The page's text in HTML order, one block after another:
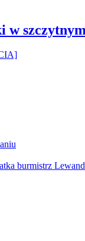
w
burmistrz